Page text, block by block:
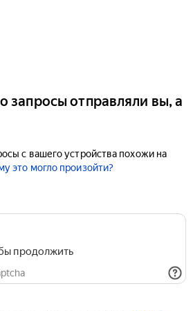
запросы отправляли вы, а
с вашего устройства похожи на
это могло произойти?
продолжить